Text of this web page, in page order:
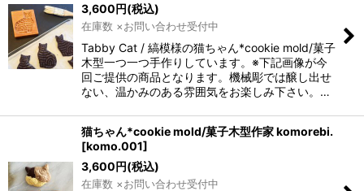
3,600円(税込)
在庫数 ×お問い合わせ受付中
Tabby Cat / 縞模様の猫ちゃん*cookie mold/菓子
木型一つ一つ手作りしています。※下記画像が今
回ご提供の商品となります。機械彫では醸し出せ
ない、温かみのある雰囲気をお楽しみ下さい。…
猫ちゃん*cookie mold/菓子木型作家 komorebi.
[komo.001]
3,600円(税込)
在庫数 ×お問い合わせ受付中